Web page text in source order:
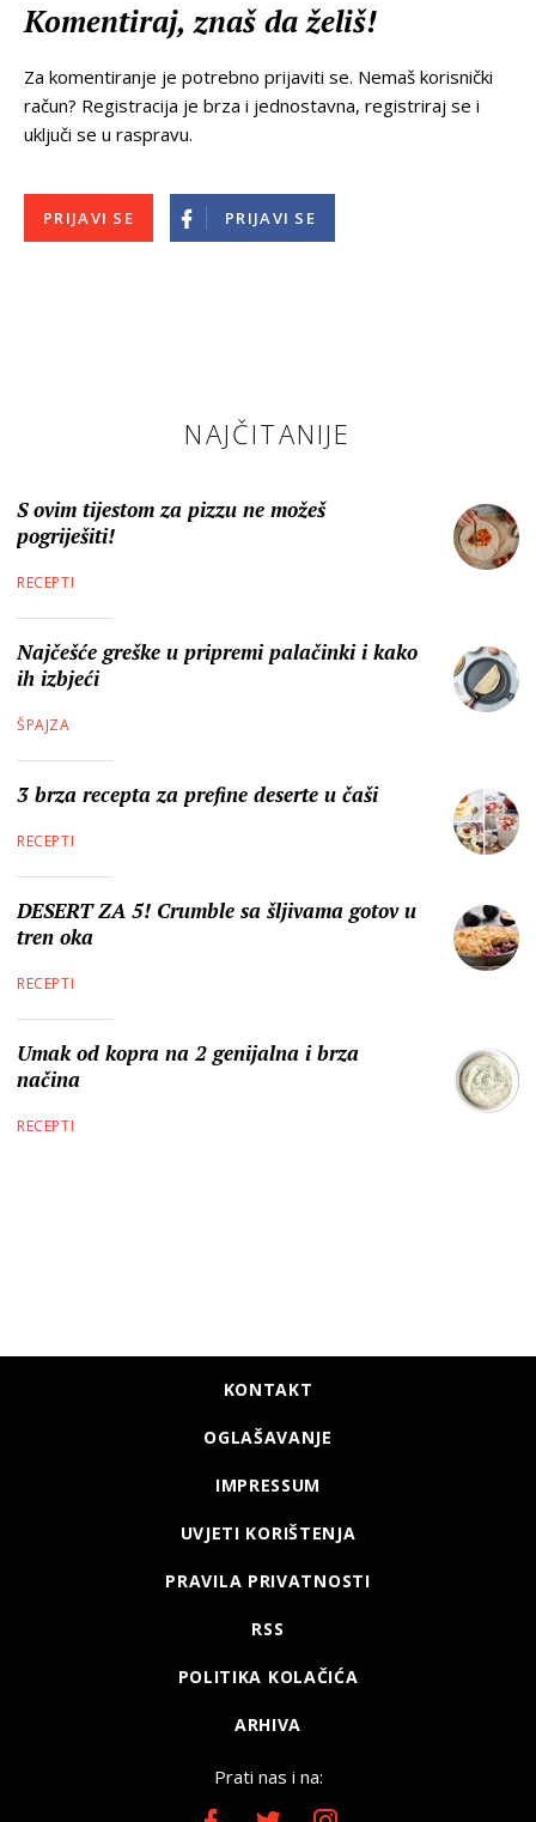
Komentiraj, znaš da želiš!
Za komentiranje je potrebno prijaviti se. Nemaš korisnički
račun? Registracija je brza i jednostavna, registriraj se i
uključi se u raspravu.
PRIJAVI SE PRIJAVI SE
NAJČITANIJE
S ovim tijestom za pizzu ne možeš
pogriješiti!
RECEPTI
Najčešće greške u pripremi palačinki i kako
ih izbjeći
ŠPAJZA
3 brza recepta za prefine deserte u čaši
RECEPTI
DESERT ZA 5! Crumble sa šljivama gotov u
tren oka
RECEPTI
Umak od kopra na 2 genijalna i brza
načina
RECEPTI
KONTAKT
OGLAŠAVANJE
IMPRESSUM
UVJETI KORIŠTENJA
PRAVILA PRIVATNOSTI
RSS
POLITIKA KOLAČIĆA
ARHIVA
Prati nas i na: